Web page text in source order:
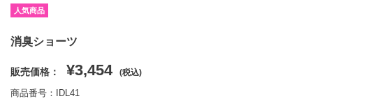
人気商品
消臭ショーツ
販売価格： ¥3,454 (税込)
商品番号：IDL41